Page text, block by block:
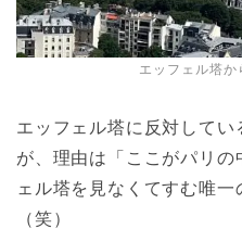
エッフェル塔
エッフェル塔に反対してい
が、理由は「ここがパリの
ェル塔を見なくてすむ唯
（笑）